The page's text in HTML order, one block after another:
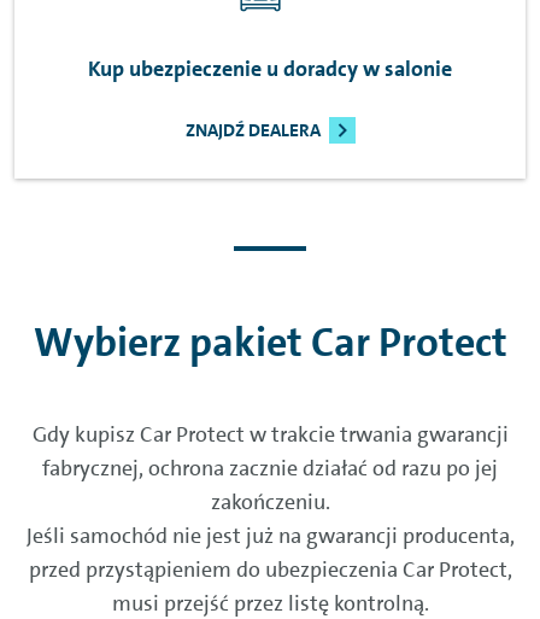
Kup ubezpieczenie u doradcy w salonie
ZNAJDŹ DEALERA
Wybierz pakiet Car Protect
Gdy kupisz Car Protect w trakcie trwania gwarancji
fabrycznej, ochrona zacznie działać od razu po jej
zakończeniu.
Jeśli samochód nie jest już na gwarancji producenta,
przed przystąpieniem do ubezpieczenia Car Protect,
musi przejść przez listę kontrolną.